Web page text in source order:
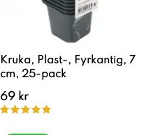
Kruka, Plast-, Fyrkantig, 7
cm, 25-pack
69 kr